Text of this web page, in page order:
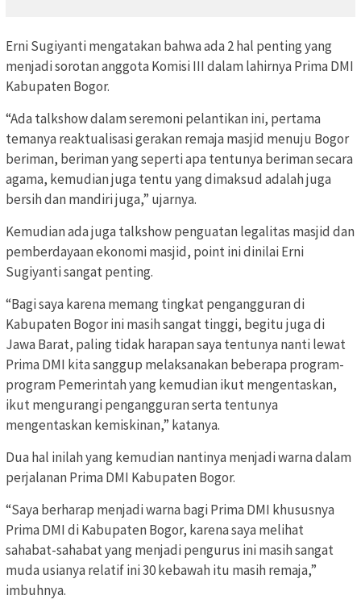
Erni Sugiyanti mengatakan bahwa ada 2 hal penting yang
menjadi sorotan anggota Komisi III dalam lahirnya Prima DMI
Kabupaten Bogor.
“Ada talkshow dalam seremoni pelantikan ini, pertama
temanya reaktualisasi gerakan remaja masjid menuju Bogor
beriman, beriman yang seperti apa tentunya beriman secara
agama, kemudian juga tentu yang dimaksud adalah juga
bersih dan mandiri juga,” ujarnya.
Kemudian ada juga talkshow penguatan legalitas masjid dan
pemberdayaan ekonomi masjid, point ini dinilai Erni
Sugiyanti sangat penting.
“Bagi saya karena memang tingkat pengangguran di
Kabupaten Bogor ini masih sangat tinggi, begitu juga di
Jawa Barat, paling tidak harapan saya tentunya nanti lewat
Prima DMI kita sanggup melaksanakan beberapa program-
program Pemerintah yang kemudian ikut mengentaskan,
ikut mengurangi pengangguran serta tentunya
mengentaskan kemiskinan,” katanya.
Dua hal inilah yang kemudian nantinya menjadi warna dalam
perjalanan Prima DMI Kabupaten Bogor.
“Saya berharap menjadi warna bagi Prima DMI khususnya
Prima DMI di Kabupaten Bogor, karena saya melihat
sahabat-sahabat yang menjadi pengurus ini masih sangat
muda usianya relatif ini 30 kebawah itu masih remaja,”
imbuhnya.